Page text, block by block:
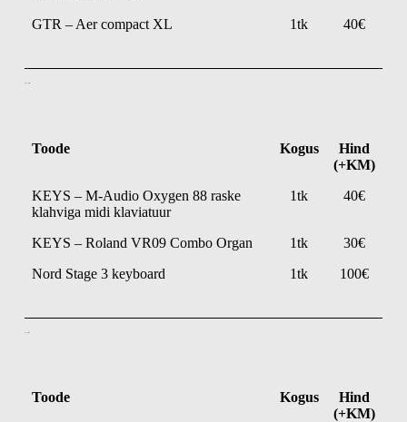
GTR – Aer compact XL 1tk 40€
Toode Kogus
Hind
(+KM)
KEYS – M-Audio Oxygen 88 raske
klahviga midi klaviatuur
1tk 40€
KEYS – Roland VR09 Combo Organ 1tk
30€
Nord Stage 3 keyboard
1tk 100€
Toode Kogus
Hind
(+KM)